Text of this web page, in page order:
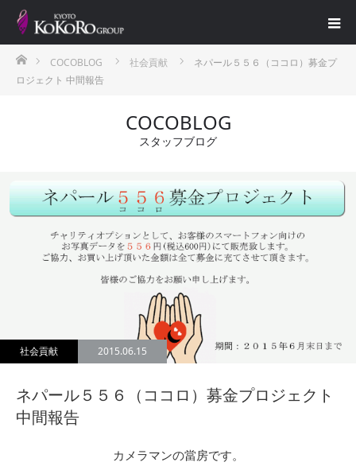
ホームCOCOBLOG 社会貢献
ネパール５５６（ココロ）募金プ
ロジェクト 中間報告
COCOBLOG
スタッフブログ
社会貢献 2015.06.15
ネパール５５６（ココロ）募金プロジェクト
中間報告
カメラマンの當房です。